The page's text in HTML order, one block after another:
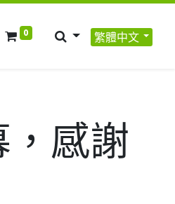
0 繁體中文
，感謝